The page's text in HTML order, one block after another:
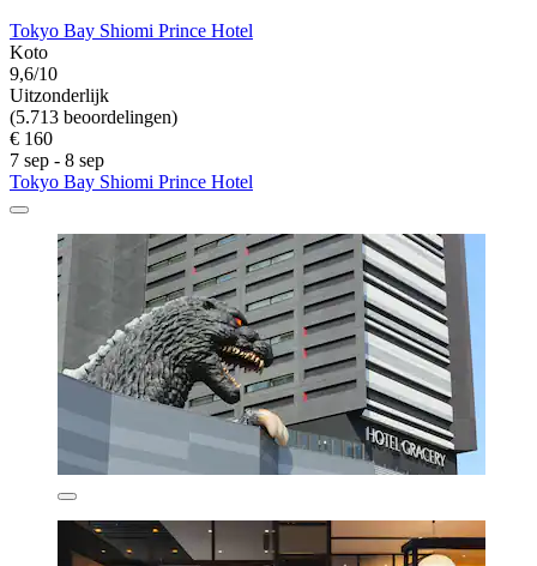
Tokyo Bay Shiomi Prince Hotel
Koto
9,6/10
Uitzonderlijk
(5.713 beoordelingen)
€ 160
7 sep - 8 sep
Tokyo Bay Shiomi Prince Hotel